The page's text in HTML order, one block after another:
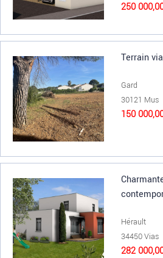
250
Terrain
Gard
30121 Mus
150
Hérault
34450 Vias
282